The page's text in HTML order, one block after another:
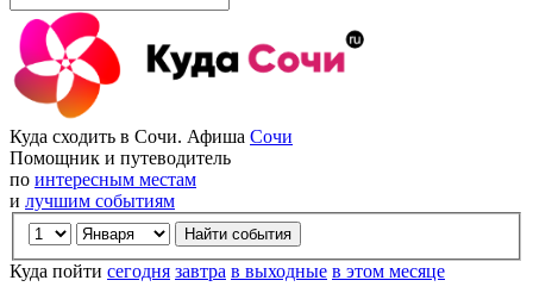
Куда сходить в Сочи. Афиша Сочи
Помощник и путеводитель
по интересным местам
и лучшим событиям
Куда пойти сегодня завтра в выходные в этом месяце